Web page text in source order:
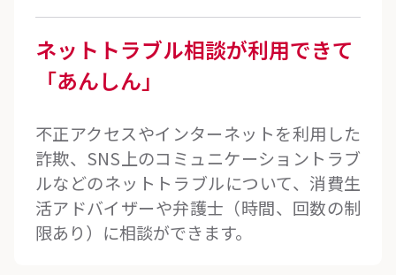
ネットトラブル相談が利用できて
「あんしん」
不正アクセスやインターネットを利用した
詐欺、SNS上のコミュニケーショントラブ
ルなどのネットトラブルについて、消費生
活アドバイザーや弁護士（時間、回数の制
限あり）に相談ができます。